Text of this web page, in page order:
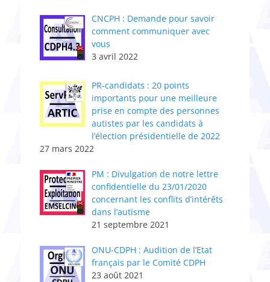
CNCPH : Demande pour savoir
comment communiquer avec
vous
3 avril 2022
PR-candidats : 20 points
importants pour une meilleure
prise en compte des personnes
autistes par les candidats à
l’élection présidentielle de 2022
27 mars 2022
PM : Divulgation de notre lettre
confidentielle du 23/01/2020
concernant les conflits d’intérêts
dans l’autisme
21 septembre 2021
ONU-CDPH : Audition de l’Etat
français par le Comité CDPH
23 août 2021